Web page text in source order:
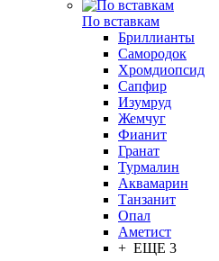
По вставкам
Бриллианты
Самородок
Хромдиопсид
Сапфир
Изумруд
Жемчуг
Фианит
Гранат
Турмалин
Аквамарин
Танзанит
Опал
Аметист
+ ЕЩЕ 3